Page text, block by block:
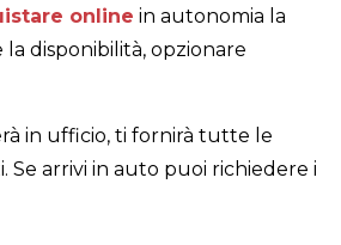
online in autonomia la
disponibilità, opzionare
in ufficio, ti fornirà tutte le
arrivi in auto puoi richiedere i